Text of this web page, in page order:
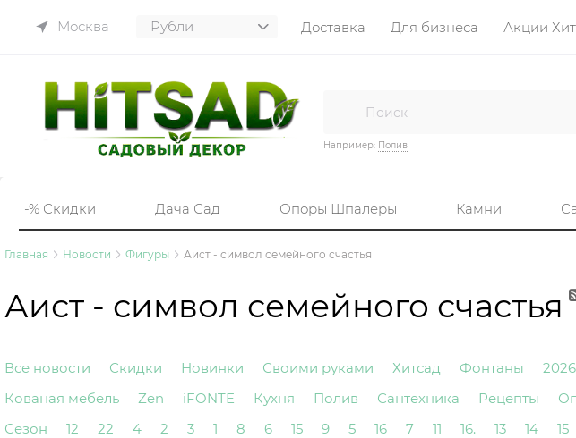
Москва Доставка Для бизнеса Акции
Например: Полив
-% Скидки Дача Сад Опоры Шпалеры Камни
Главная Новости Фигуры Аист - символ семейного счастья
Аист - символ семейного счастья
Все новости Скидки Новинки Своими руками Хитсад Фонтаны
Кованая мебель
Zen iFONTE Кухня Полив Сантехника Рецепты
Сезон
12 22 4 2 3 1 8 6 15 9 5 16 7 11 16. 13 14 15